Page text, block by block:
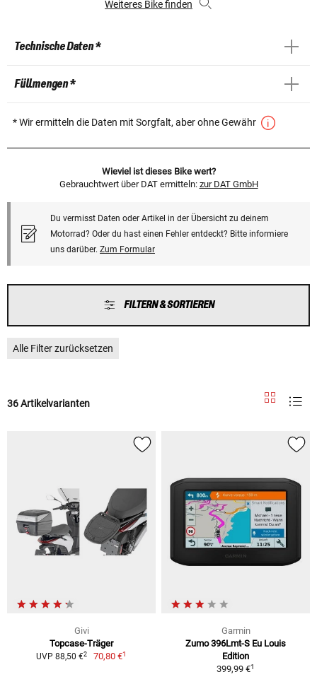
Weiteres Bike finden
Technische Daten *
Füllmengen *
* Wir ermitteln die Daten mit Sorgfalt, aber ohne Gewähr
Wieviel ist dieses Bike wert?
Gebrauchtwert über DAT ermitteln: zur DAT GmbH
Du vermisst Daten oder Artikel in der Übersicht zu deinem
Motorrad? Oder du hast einen Fehler entdeckt? Bitte informiere
uns darüber. Zum Formular
FILTERN & SORTIEREN
Alle Filter zurücksetzen
36 Artikelvarianten
Givi
Topcase-Träger
UVP 88,50 €2 70,80 €1
Garmin
Zumo 396Lmt-S Eu Louis
Edition
399,99 €1